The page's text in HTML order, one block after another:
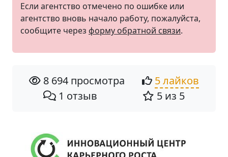
Если агентство отмечено по ошибке или
агентство вновь начало работу, пожалуйста,
сообщите через форму обратной связи.
8 694 просмотра
5 лайков
1 отзыв
5 из 5